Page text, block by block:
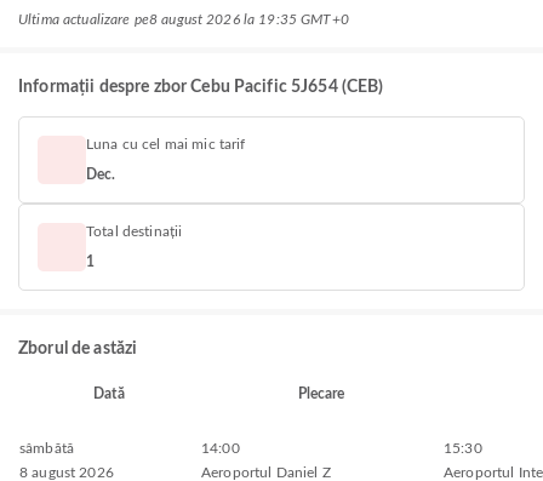
Ultima actualizare pe8 august 2026 la 19:35 GMT+0
Informații despre zbor Cebu Pacific 5J654 (CEB)
Luna cu cel mai mic tarif
Dec.
Total destinații
1
Zborul de astăzi
Dată Plecare
sâmbătă
8 august 2026
14:00
Aeroportul Daniel Z
15:30
Aeroportul